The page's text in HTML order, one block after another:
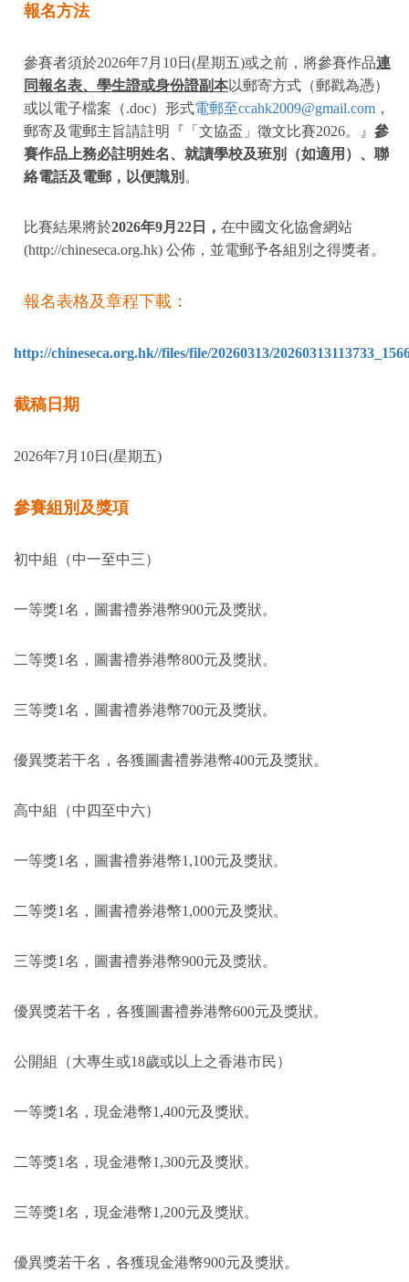
報名方法
參賽者須於2026年7月10日(星期五)或之前，將參賽作品連
同報名表、學生證或身份證副本以郵寄方式（郵戳為憑）
或以電子檔案（.doc）形式電郵至ccahk2009@gmail.com，
郵寄及電郵主旨請註明『「文協盃」徵文比賽2026。』 參
賽作品上務必註明姓名、就讀學校及班別（如適用）、聯
絡電話及電郵，以便識別 。
比賽結果將於2026年9月 22日 ， 在中國文化協會網站
(http://chineseca.org.hk) 公佈，並電郵予各組別之得獎者。
報名表格及章程下載：
http://chineseca.org.hk//files/file/20260313/
截稿日期
2026年7月 10日 (星期五)
參賽組別及獎項
初中組（中一至中三）
一等獎1名，圖書禮券港幣900元及獎狀。
二等獎1名，圖書禮券港幣800元及獎狀。
三等獎1名，圖書禮券港幣700元及獎狀。
優異獎若干名，各獲圖書禮券港幣400元及獎狀。
高中組（中四至中六）
一等獎1名，圖書禮券港幣1,100元及獎狀。
二等獎1名，圖書禮券港幣1,000元及獎狀。
三等獎1名，圖書禮券港幣900元及獎狀。
優異獎若干名，各獲圖書禮券港幣600元及獎狀。
公開組（大專生或18歲或以上之香港市民）
一等獎1名，現金港幣1,400元及獎狀。
二等獎1名，現金港幣1,300元及獎狀。
三等獎1名，現金港幣1,200元及獎狀。
優異獎若干名，各獲現金港幣900元及獎狀。